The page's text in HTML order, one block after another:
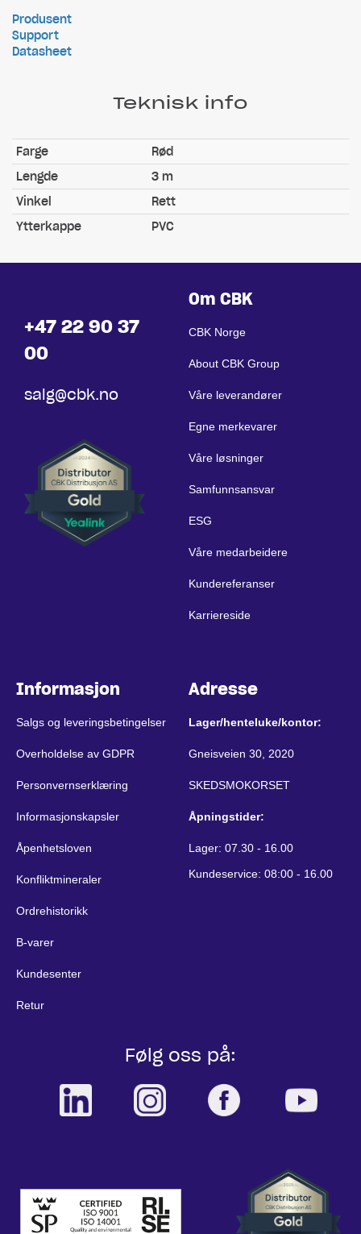
Produsent
Support
Datasheet
Teknisk info
Farge
Rød
Lengde
3 m
Vinkel
Rett
Ytterkappe
PVC
+47 22 90 37
00
salg@cbk.no
Om CBK
CBK Norge
About CBK Group
Våre leverandører
Egne merkevarer
Våre løsninger
Samfunnsansvar
ESG
Våre medarbeidere
Kundereferanser
Karriereside
Informasjon
Salgs og leveringsbetingelser
Overholdelse av GDPR
Personvernserklæring
Informasjonskapsler
Åpenhetsloven
Konfliktmineraler
Ordrehistorikk
B-varer
Kundesenter
Retur
Adresse
Lager/henteluke/kontor:
Gneisveien 30, 2020
SKEDSMOKORSET
Åpningstider:
Lager: 07.30 - 16.00
Kundeservice: 08:00 - 16.00
Følg oss på: